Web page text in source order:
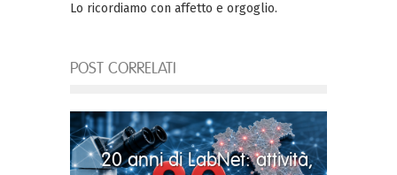
Lo ricordiamo con affetto e orgoglio.
POST CORRELATI
20 anni di LabNet: attività,